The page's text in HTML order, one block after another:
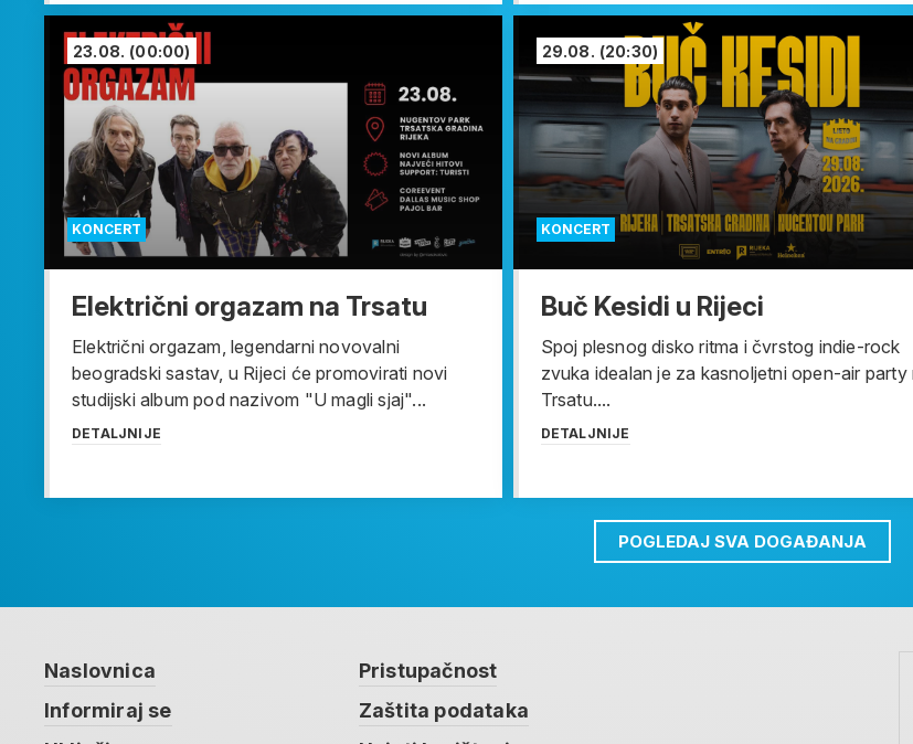
KONCERT
23.08. (00:00)
Električni orgazam na Trsatu
Električni orgazam, legendarni novovalni
beogradski sastav, u Rijeci će promovirati novi
studijski album pod nazivom "U magli sjaj"...
DETALJNIJE
KONCERT
29.08. (20:30)
Buč Kesidi u Rijeci
Spoj plesnog disko ritma i čvrstog indie-rock
zvuka idealan je za kasnoljetni open-air party
Trsatu....
DETALJNIJE
POGLEDAJ SVA DOGAĐANJA
Naslovnica
Informiraj se
Pristupačnost
Zaštita podataka